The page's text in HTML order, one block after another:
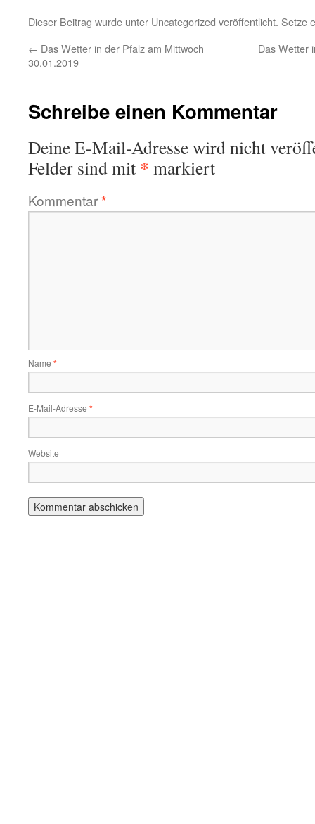
Dieser Beitrag wurde unter Uncategorized veröffentlicht. Setze
← Das Wetter in der Pfalz am Mittwoch
30.01.2019
Das Wetter
Schreibe einen Kommentar
Deine E-Mail-Adresse wird nicht
Felder sind mit * markiert
Kommentar*
Name *
E-Mail-Adresse *
Website